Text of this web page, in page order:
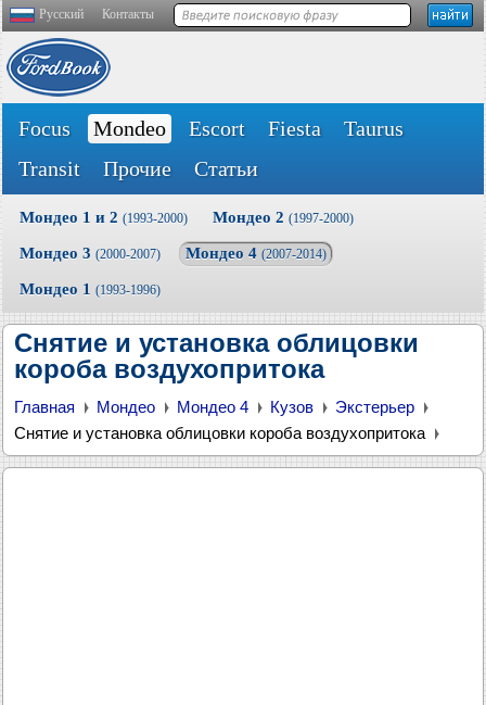
Русский Контакты
Focus Mondeo Escort Fiesta
Taurus
Transit
Прочие Статьи
Мондео 1 и 2 (1993-2000) Мондео 2 (1997-2000)
Мондео 3 (2000-2007) Мондео 4 (2007-2014)
Мондео 1 (1993-1996)
Снятие и установка облицовки
короба воздухопритока
Главная Мондео Мондео 4 Кузов
Экстерьер
Снятие и установка облицовки короба воздухопритока